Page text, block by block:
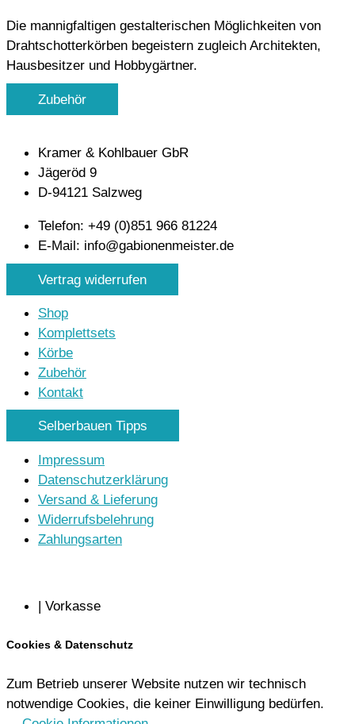
Die mannigfaltigen gestalterischen Möglichkeiten von
Drahtschotterkörben begeistern zugleich Architekten,
Hausbesitzer und Hobbygärtner.
Zubehör
Kramer & Kohlbauer GbR
Jägeröd 9
D-94121 Salzweg
Telefon: +49 (0)851 966 81224
E-Mail: info@gabionenmeister.de
Vertrag widerrufen
Shop
Komplettsets
Körbe
Zubehör
Kontakt
Selberbauen Tipps
Impressum
Datenschutzerklärung
Versand & Lieferung
Widerrufsbelehrung
Zahlungsarten
| Vorkasse
Cookies & Datenschutz
Zum Betrieb unserer Website nutzen wir technisch
notwendige Cookies, die keiner Einwilligung bedürfen.